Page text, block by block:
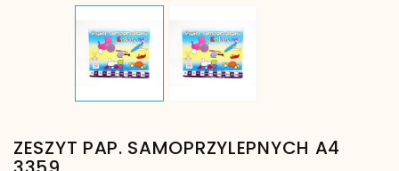
ZESZYT PAP. SAMOPRZYLEPNYCH A4